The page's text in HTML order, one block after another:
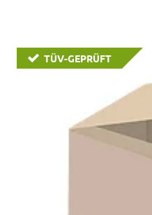
TÜV-GEPRÜFT